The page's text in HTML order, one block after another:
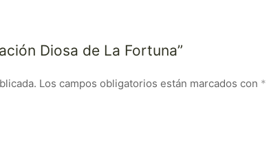
Diosa de La Fortuna”
Los campos obligatorios están marcados con *